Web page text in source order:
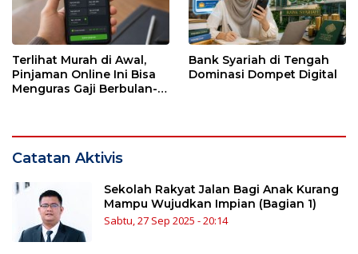
Terlihat Murah di Awal,
Pinjaman Online Ini Bisa
Menguras Gaji Berbulan-
Bank Syariah di Tengah
Dominasi Dompet Digital
Catatan Aktivis
Sekolah Rakyat Jalan Bagi Anak Kurang
Mampu Wujudkan Impian (Bagian 1)
Sabtu, 27 Sep 2025 - 20:14